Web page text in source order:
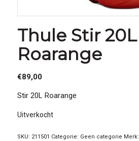
Thule Stir 20L
Roarange
€89,00
Stir 20L Roarange
Uitverkocht
SKU: 211501 Categorie: Geen categorie Merk: